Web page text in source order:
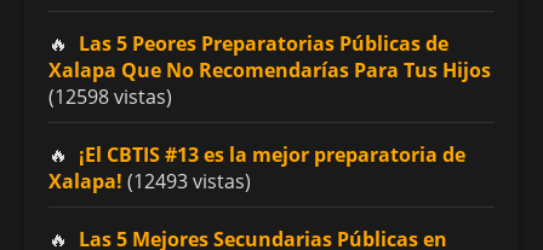
Las 5 Peores Preparatorias Públicas de
Xalapa Que No Recomendarías Para Tus Hijos
(12598 vistas)
¡El CBTIS #13 es la mejor preparatoria de
Xalapa! (12493 vistas)
Las 5 Mejores Secundarias Públicas en